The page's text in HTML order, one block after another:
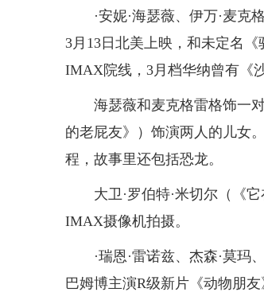
·安妮·海瑟薇、伊万·麦克格
3月13日北美上映，和未定名
IMAX院线，3月档华纳曾有《
海瑟薇和麦克格雷格饰一对
的老屁友》）饰演两人的儿女
程，故事里还包括恐龙。
大卫·罗伯特·米切尔（《它
IMAX摄像机拍摄。
·瑞恩·雷诺兹、杰森·莫玛、
巴姆博主演R级新片《动物朋